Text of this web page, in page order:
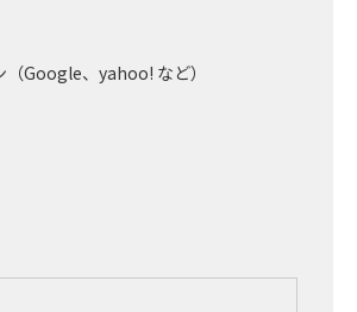
（Google、yahoo! など）